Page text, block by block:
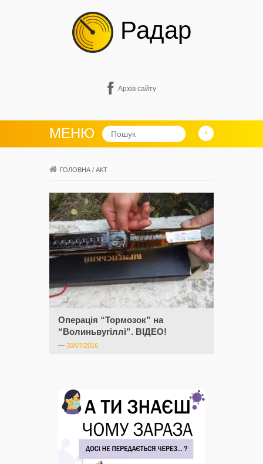
Радар
Архів сайту
МЕНЮ
ГОЛОВНА / АКТ
Операція “Тормозок” на
“Волиньвугіллі”. ВІДЕО!
— 30/07/2016